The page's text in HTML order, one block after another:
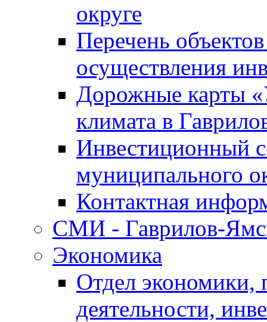
округе
Перечень
осуществления
Дорожные карты
климата в
Инвестиционный
муниципального
Контактная
СМИ - Гаврилов-
Экономика
Отдел экономики,
деятельности,